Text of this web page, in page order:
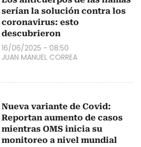
serían la solución contra los
coronavirus: esto
descubrieron
16/06/2025 - 08:50
JUAN MANUEL CORREA
Nueva variante de Covid:
Reportan aumento de casos
mientras OMS inicia su
monitoreo a nivel mundial